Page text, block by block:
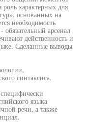
характерных для
основанных на
необходимость
арсенал
действенность и
Сделанные выводы
синтаксиса.
языка
речи, а также